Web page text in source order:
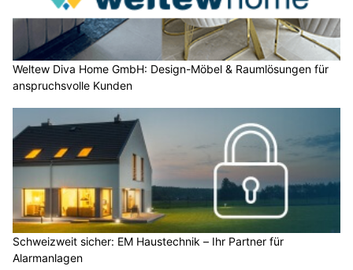
Weltew Diva Home GmbH: Design-Möbel & Raumlösungen für
anspruchsvolle Kunden
Schweizweit sicher: EM Haustechnik – Ihr Partner für
Alarmanlagen